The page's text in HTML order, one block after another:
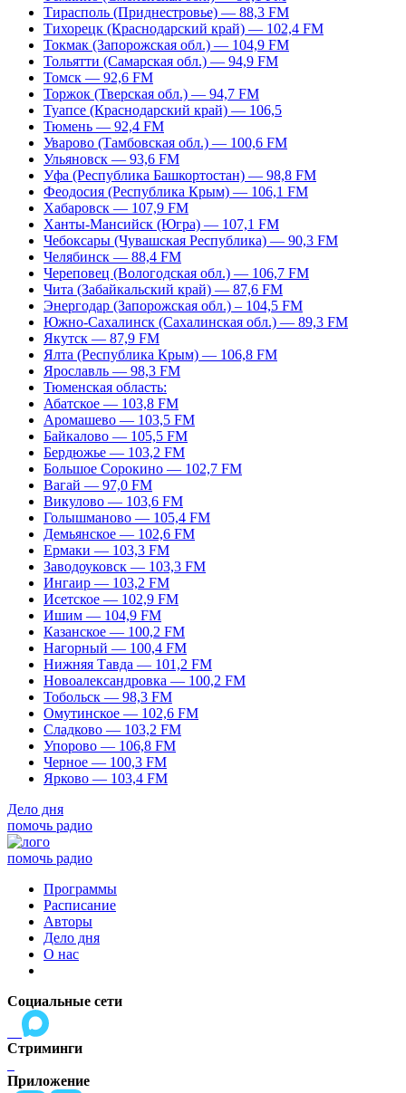
Тирасполь (Приднестровье) — 88,3 FM
Тихорецк (Краснодарский край) — 102,4 FM
Токмак (Запорожская обл.) — 104,9 FM
Тольятти (Самарская обл.) — 94,9 FM
Томск — 92,6 FM
Торжок (Тверская обл.) — 94,7 FM
Туапсе (Краснодарский край) — 106,5
Тюмень — 92,4 FM
Уварово (Тамбовская обл.) — 100,6 FM
Ульяновск — 93,6 FM
Уфа (Республика Башкортостан) — 98,8 FM
Феодосия (Республика Крым) — 106,1 FM
Хабаровск — 107,9 FM
Ханты-Мансийск (Югра) — 107,1 FM
Чебоксары (Чувашская Республика) — 90,3 FM
Челябинск — 88,4 FM
Череповец (Вологодская обл.) — 106,7 FM
Чита (Забайкальский край) — 87,6 FM
Энергодар (Запорожская обл.) – 104,5 FM
Южно-Сахалинск (Сахалинская обл.) — 89,3 FM
Якутск — 87,9 FM
Ялта (Республика Крым) — 106,8 FM
Ярославль — 98,3 FM
Тюменская область:
Абатское — 103,8 FM
Аромашево — 103,5 FM
Байкалово — 105,5 FM
Бердюжье — 103,2 FM
Большое Сорокино — 102,7 FM
Вагай — 97,0 FM
Викулово — 103,6 FM
Голышманово — 105,4 FM
Демьянское — 102,6 FM
Ермаки — 103,3 FM
Заводоуковск — 103,3 FM
Ингаир — 103,2 FM
Исетское — 102,9 FM
Ишим — 104,9 FM
Казанское — 100,2 FM
Нагорный — 100,4 FM
Нижняя Тавда — 101,2 FM
Новоалександровка — 100,2 FM
Тобольск — 98,3 FM
Омутинское — 102,6 FM
Сладково — 103,2 FM
Упорово — 106,8 FM
Черное — 100,3 FM
Ярково — 103,4 FM
Дело дня
помочь радио
помочь радио
Программы
Расписание
Авторы
Дело дня
О нас
Социальные сети
Стриминги
Приложение